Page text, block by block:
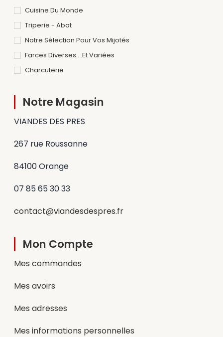
Cuisine Du Monde
Triperie - Abat
Notre Sélection Pour Vos Mijotés
Farces Diverses ...et Variées
Charcuterie
Notre Magasin
VIANDES DES PRES
267 rue Roussanne
84100 Orange
07 85 65 30 33
contact@viandesdespres.fr
Mon Compte
Mes commandes
Mes avoirs
Mes adresses
Mes informations personnelles